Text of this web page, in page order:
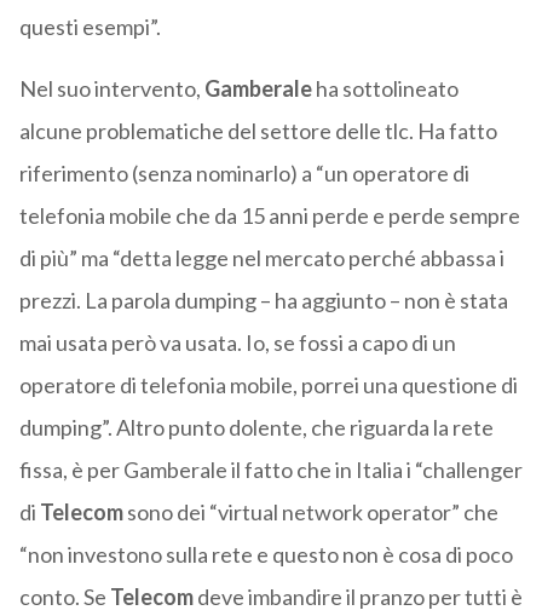
questi esempi”.
Nel suo intervento, Gamberaleha sottolineato
alcune problematiche del settore delle tlc. Ha fatto
riferimento (senza nominarlo) a “un operatore di
telefonia mobile che da 15 anni perde e perde sempre
di più” ma “detta legge nel mercato perché abbassa i
prezzi. La parola dumping – ha aggiunto – non è stata
mai usata però va usata. Io, se fossi a capo di un
operatore di telefonia mobile, porrei una questione di
dumping”. Altro punto dolente, che riguarda la rete
fissa, è per Gamberale il fatto che in Italia i “challenger
di Telecomsono dei “virtual network operator” che
“non investono sulla rete e questo non è cosa di poco
conto. Se Telecomdeve imbandire il pranzo per tutti è